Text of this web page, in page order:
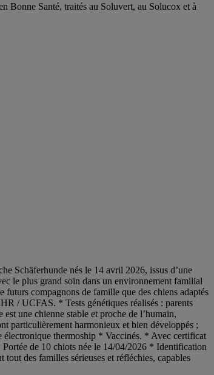
Santé, traités au Soluvert, au Solucox et à
Schäferhunde nés le 14 avril 2026, issus d’une
le plus grand soin dans un environnement familial
futurs compagnons de famille que des chiens adaptés
/ UCFAS. * Tests génétiques réalisés : parents
une chienne stable et proche de l’humain,
particulièrement harmonieux et bien développés ;
électronique thermoship * Vaccinés. * Avec certificat
de 10 chiots née le 14/04/2026 * Identification
des familles sérieuses et réfléchies, capables